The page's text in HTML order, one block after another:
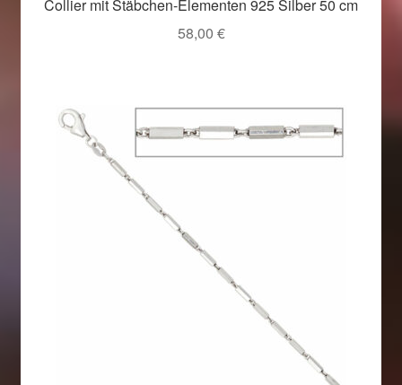
Collier mit Stäbchen-Elementen 925 Silber 50 cm
58,00 €